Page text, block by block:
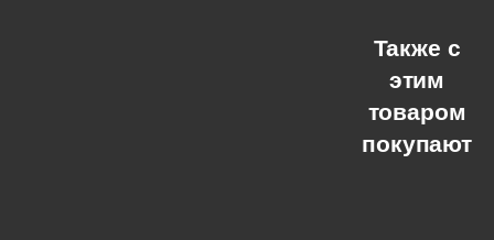
Также с
этим
товаром
покупают